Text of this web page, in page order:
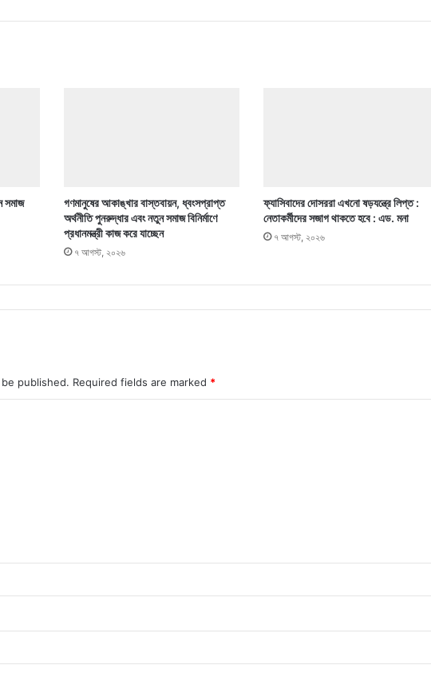
সমাজ
গণমানুষের আকাঙ্খার বাস্তবায়ন, ধ্বংসপ্রাপ্ত
অর্থনীতি পুনরুদ্ধার এবং নতুন সমাজ বিনির্মাণে
প্রধানমন্ত্রী কাজ করে যাচ্ছেন
৭ আগস্ট, ২০২৬
ফ্যাসিবাদের দোসররা এখনো ষড়যন্ত্রে লিপ্ত :
নেতাকর্মীদের সজাগ থাকতে হবে : এড. মনা
৭ আগস্ট, ২০২৬
published. Required fields are marked *